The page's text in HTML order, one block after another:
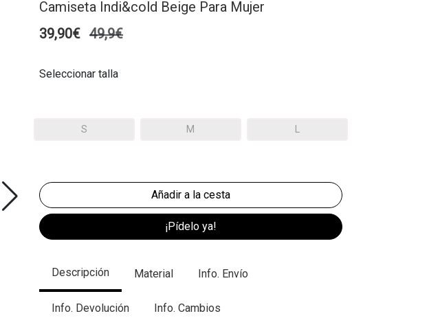
Camiseta Indi&cold Beige Para Mujer
39,90€ 49,9€
Seleccionar talla
S M
¡Pídelo ya!
Descripción Material Info. Envío
Info. Devolución Info. Cambios